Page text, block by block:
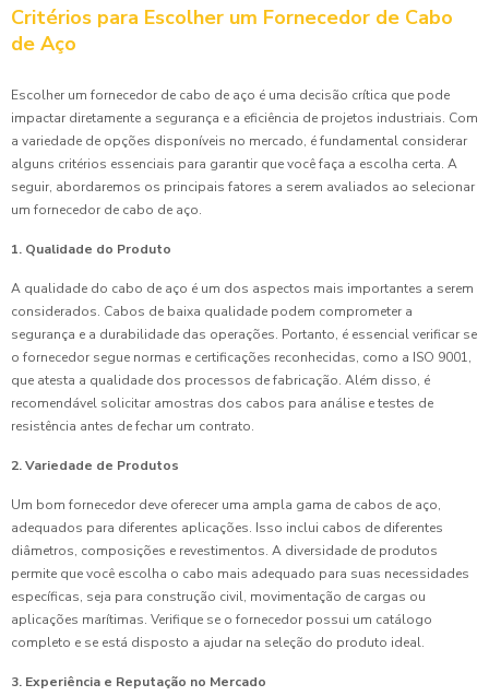
Critérios para Escolher um Fornecedor de Cabo
de Aço
Escolher um fornecedor de cabo de aço é uma decisão crítica que pode
impactar diretamente a segurança e a eficiência de projetos industriais. Com
a variedade de opções disponíveis no mercado, é fundamental considerar
alguns critérios essenciais para garantir que você faça a escolha certa. A
seguir, abordaremos os principais fatores a serem avaliados ao selecionar
um fornecedor de cabo de aço.
1. Qualidade do Produto
A qualidade do cabo de aço é um dos aspectos mais importantes a serem
considerados. Cabos de baixa qualidade podem comprometer a
segurança e a durabilidade das operações. Portanto, é essencial verificar se
o fornecedor segue normas e certificações reconhecidas, como a ISO 9001,
que atesta a qualidade dos processos de fabricação. Além disso, é
recomendável solicitar amostras dos cabos para análise e testes de
resistência antes de fechar um contrato.
2. Variedade de Produtos
Um bom fornecedor deve oferecer uma ampla gama de cabos de aço,
adequados para diferentes aplicações. Isso inclui cabos de diferentes
diâmetros, composições e revestimentos. A diversidade de produtos
permite que você escolha o cabo mais adequado para suas necessidades
específicas, seja para construção civil, movimentação de cargas ou
aplicações marítimas. Verifique se o fornecedor possui um catálogo
completo e se está disposto a ajudar na seleção do produto ideal.
3. Experiência e Reputação no Mercado